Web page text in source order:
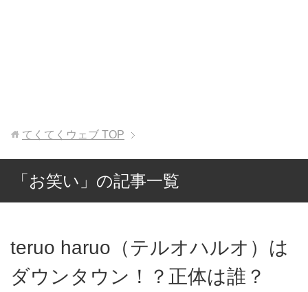
てくてくウェブ TOP
「お笑い」の記事一覧
teruo haruo（テルオハルオ）は
ダウンタウン！？正体は誰？